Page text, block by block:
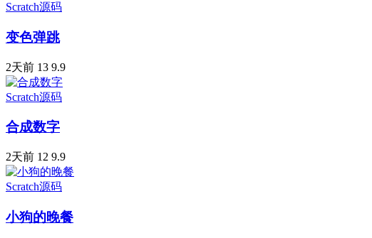
Scratch源码
变色弹跳
2天前 13 9.9
Scratch源码
合成数字
2天前 12 9.9
Scratch源码
小狗的晚餐